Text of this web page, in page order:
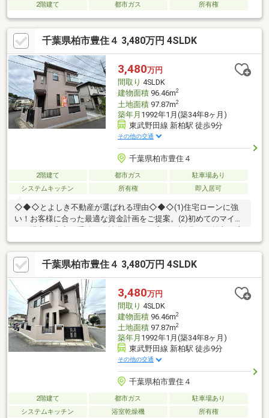
2階建て 都市ガス 所有権
千葉県柏市豊住４ 3,480万円 4SLDK
3,480万円
間取り 4SLDK
建物面積96.46m2
土地面積97.87m2
築年月 1992年1月(築34年8ヶ月)
東武野田線 新柏駅 徒歩9分
その他の交通
千葉県柏市豊住４
2階建て 都市ガス
駐車場あり
システムキッチン
所有権 即入居可
◇◆◇とよしき不動産が選ばれる理由◇◆◇(1)住宅ローンに強
い！お客様に合った最適な資金計画をご提案。(2)初めてのマイホ
山市を中心とした地域密着だから、街の情報も豊富です。「自分
たちはいくらまでなら安心して購入できる？」「住宅ローンや諸
費用が不安…」そんなお悩みもお気軽にご相談ください。不動産
売買のプロが、お住まい探しからご契約・お引渡しまで、お客様
一人ひとりに寄り添ってサポートいたします。
千葉県柏市豊住４ 3,480万円 4SLDK
3,480万円
間取り 4SLDK
建物面積96.46m2
土地面積97.87m2
築年月 1992年1月(築34年8ヶ月)
東武野田線 新柏駅 徒歩9分
その他の交通
千葉県柏市豊住４
2階建て 都市ガス
駐車場あり
システムキッチン
浴室乾燥機 所有権